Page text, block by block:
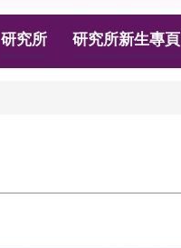
研究所 研究所新生專頁